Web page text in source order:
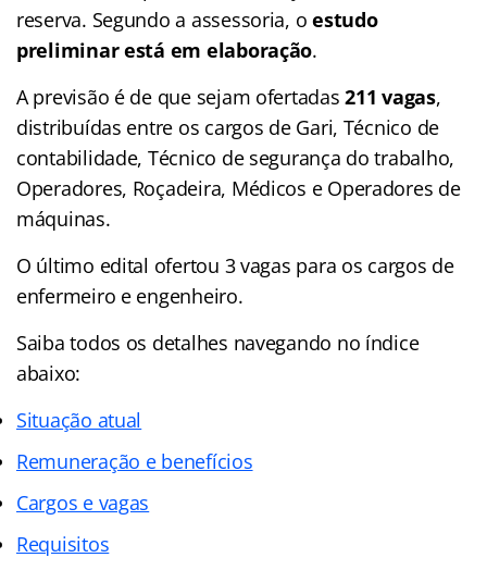
reserva. Segundo a assessoria, oestudo
preliminar está em elaboração.
A previsão é de que sejam ofertadas211 vagas,
distribuídas entre os cargos de Gari, Técnico de
contabilidade, Técnico de segurança do trabalho,
Operadores, Roçadeira, Médicos e Operadores de
máquinas.
O último edital ofertou 3 vagas para os cargos de
enfermeiro e engenheiro.
Saiba todos os detalhes navegando no índice
abaixo:
Situação atual
Remuneração e benefícios
Cargos e vagas
Requisitos